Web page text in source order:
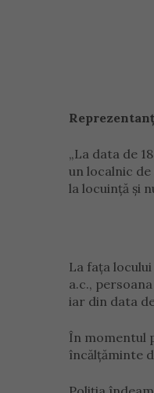
„La data de
un localnic
la locuință și
La fața
a.c.,
iar din data
În momentul
încălțăminte